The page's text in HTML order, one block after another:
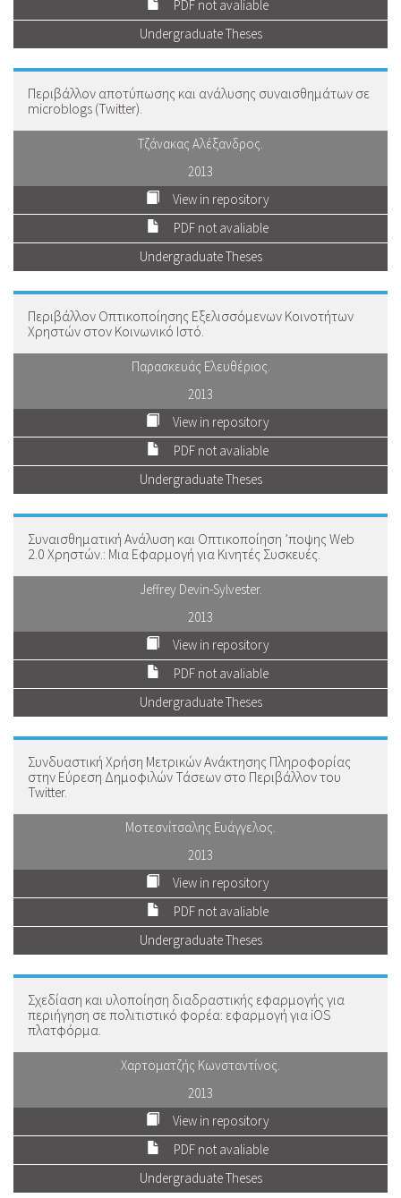
PDF not avaliable
Undergraduate Theses
Περιβάλλον αποτύπωσης και ανάλυσης συναισθημάτων σε
microblogs (Twitter).
Τζάνακας Αλέξανδρος.
2013
View in repository
PDF not avaliable
Undergraduate Theses
Περιβάλλον Οπτικοποίησης Εξελισσόμενων Κοινοτήτων
Χρηστών στον Κοινωνικό Ιστό.
Παρασκευάς Ελευθέριος.
2013
View in repository
PDF not avaliable
Undergraduate Theses
Συναισθηματική Ανάλυση και Οπτικοποίηση ʼποψης Web
2.0 Χρηστών.: Μια Εφαρμογή για Κινητές Συσκευές.
Jeffrey Devin-Sylvester.
2013
View in repository
PDF not avaliable
Undergraduate Theses
Συνδυαστική Χρήση Μετρικών Ανάκτησης Πληροφορίας
στην Εύρεση Δημοφιλών Τάσεων στο Περιβάλλον του
Twitter.
Μοτεσνίτσαλης Ευάγγελος.
2013
View in repository
PDF not avaliable
Undergraduate Theses
Σχεδίαση και υλοποίηση διαδραστικής εφαρμογής για
περιήγηση σε πολιτιστικό φορέα: εφαρμογή για iOS
πλατφόρμα.
Χαρτοματζής Kωνσταντίνος.
2013
View in repository
PDF not avaliable
Undergraduate Theses